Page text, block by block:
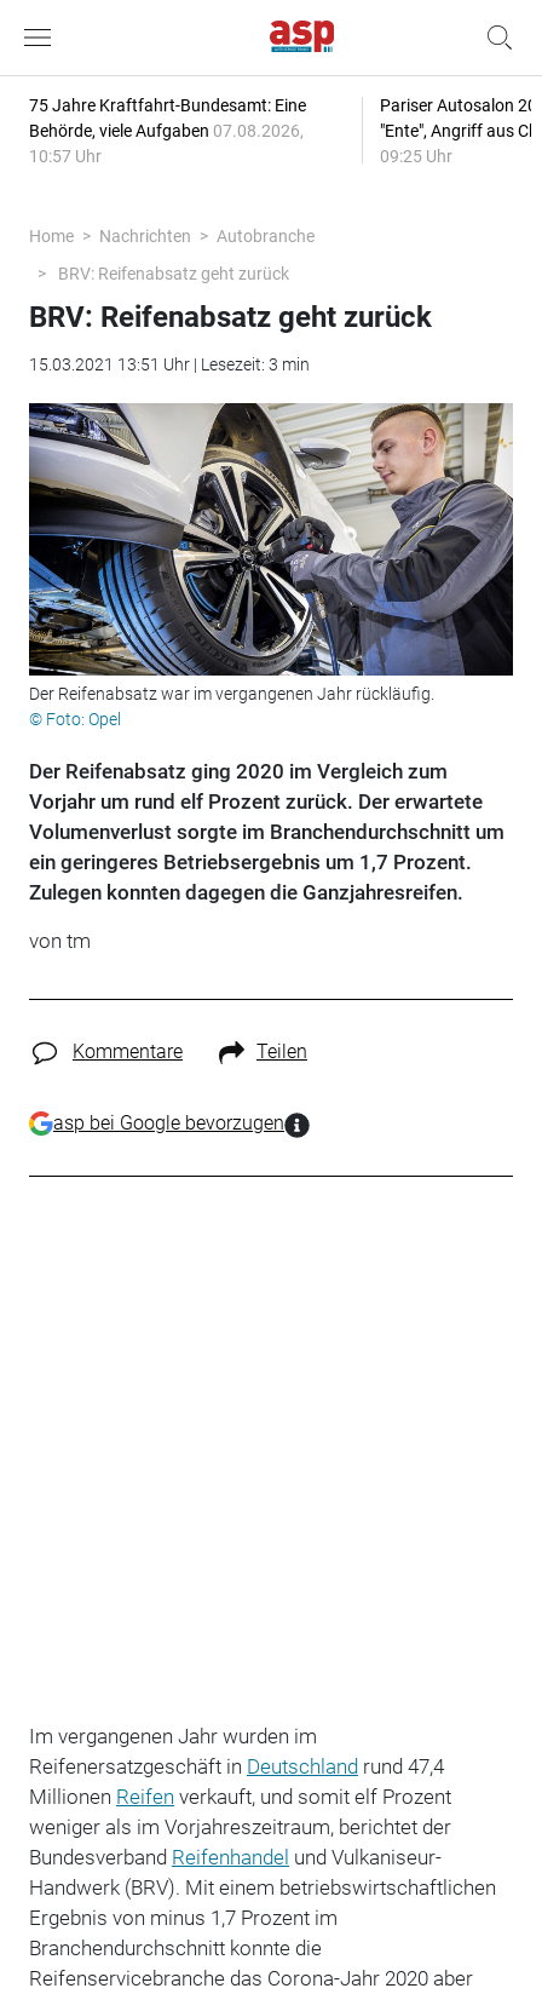
75 Jahre Kraftfahrt-Bundesamt: Eine
Behörde, viele Aufgaben 07.08.2026,
10:57 Uhr
Pariser Autosalon
"Ente", Angriff aus
09:25 Uhr
Home Nachrichten
Autobranche
BRV: Reifenabsatz geht zurück
BRV: Reifenabsatz geht zurück
15.03.2021 13:51 Uhr | Lesezeit: 3 min
Der Reifenabsatz war im vergangenen Jahr rückläufig.
© Foto: Opel
Der Reifenabsatz ging 2020 im Vergleich zum
Vorjahr um rund elf Prozent zurück. Der erwartete
Volumenverlust sorgte im Branchendurchschnitt um
ein geringeres Betriebsergebnis um 1,7 Prozent.
Zulegen konnten dagegen die Ganzjahresreifen.
von tm
Kommentare Teilen
asp bei Google bevorzugen
Im vergangenen Jahr wurden im
Reifenersatzgeschäft in Deutschlandrund 47,4
Millionen Reifen verkauft, und somit elf Prozent
weniger als im Vorjahreszeitraum, berichtet der
Bundesverband Reifenhandel und Vulkaniseur-
Handwerk (BRV). Mit einem betriebswirtschaftlichen
Ergebnis von minus 1,7 Prozent im
Branchendurchschnitt konnte die
Reifenservicebranche das Corona-Jahr 2020 aber